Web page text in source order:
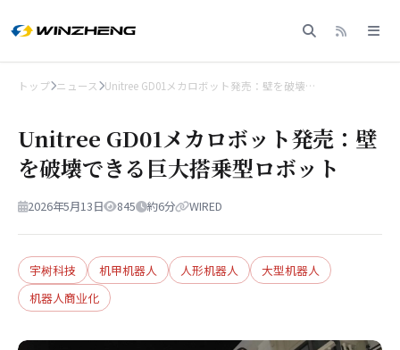
トップ ニュース Unitree GD01メカロボット発売：壁を破壊…
Unitree GD01メカロボット発売：壁
を破壊できる巨大搭乗型ロボット
2026年5月13日 845 約6分 WIRED
宇树科技 机甲机器人 人形机器人
大型机器人
机器人商业化